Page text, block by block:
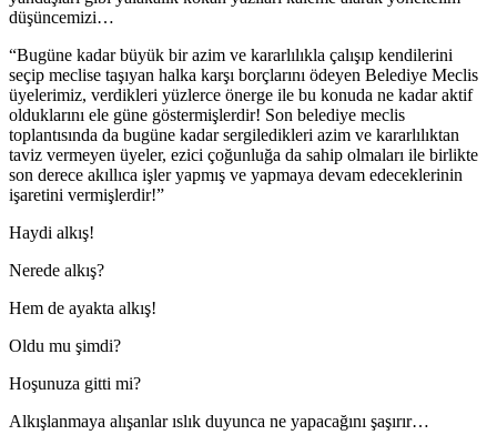
düşüncemizi…
“Bugüne kadar büyük bir azim ve kararlılıkla çalışıp kendilerini
seçip meclise taşıyan halka karşı borçlarını ödeyen Belediye Meclis
üyelerimiz, verdikleri yüzlerce önerge ile bu konuda ne kadar aktif
olduklarını ele güne göstermişlerdir! Son belediye meclis
toplantısında da bugüne kadar sergiledikleri azim ve kararlılıktan
taviz vermeyen üyeler, ezici çoğunluğa da sahip olmaları ile birlikte
son derece akıllıca işler yapmış ve yapmaya devam edeceklerinin
işaretini vermişlerdir!”
Haydi alkış!
Nerede alkış?
Hem de ayakta alkış!
Oldu mu şimdi?
Hoşunuza gitti mi?
Alkışlanmaya alışanlar ıslık duyunca ne yapacağını şaşırır…